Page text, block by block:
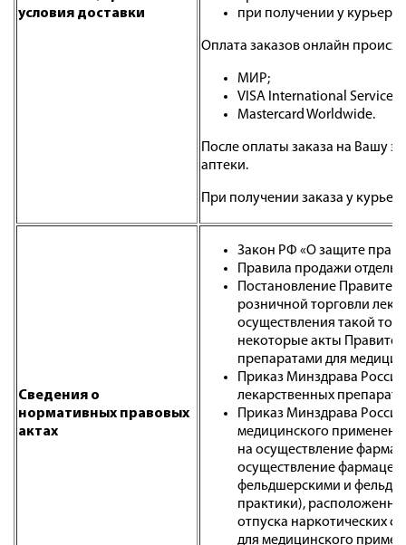
условия доставки
при получении у
Оплата заказов онлайн
МИР;
VISA International Service
Mastercard Worldwide.
После оплаты заказа на Вашу
аптеки.
При получении заказа у
Cведения о
нормативных правовых
актах
Закон РФ «О защите прав
Правила продажи
Постановление
розничной торговли
осуществления такой
некоторые акты
препаратами для
Приказ Минздрава
лекарственных
Приказ Минздрава
медицинского
на осуществление
осуществление
фельдшерскими и
практики),
отпуска наркотических
для медицинского